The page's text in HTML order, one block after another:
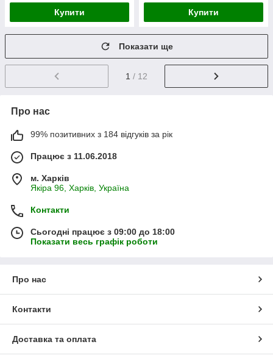
Купити Купити
Показати ще
1 / 12
Про нас
99% позитивних з 184 відгуків за рік
Працює з 11.06.2018
м. Харків
Якіра 96, Харків, Україна
Контакти
Сьогодні працює з 09:00 до 18:00
Показати весь графік роботи
Про нас
Контакти
Доставка та оплата